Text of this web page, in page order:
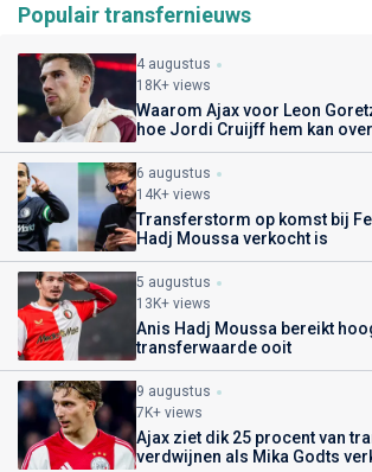
Populair transfernieuws
4 augustus
18K+ views
Waarom Ajax voor Leon
hoe Jordi Cruijff hem kan
6 augustus
14K+ views
Transferstorm op komst bij
Hadj Moussa verkocht is
5 augustus
13K+ views
Anis Hadj Moussa bereikt
transferwaarde ooit
9 augustus
7K+ views
Ajax ziet dik 25 procent van
verdwijnen als Mika Godts